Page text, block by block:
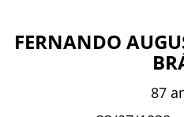
FERNANDO
87